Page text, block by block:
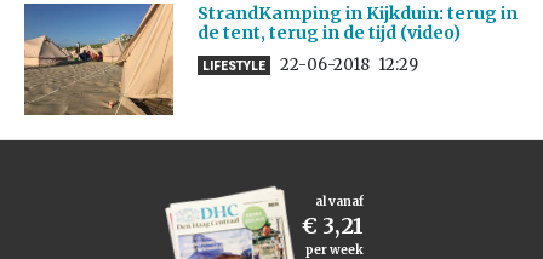
StrandKamping in Kijkduin: terug in
de tent, terug in de tijd (video)
LIFESTYLE 22-06-2018 12:29
al vanaf
€ 3,21
per week